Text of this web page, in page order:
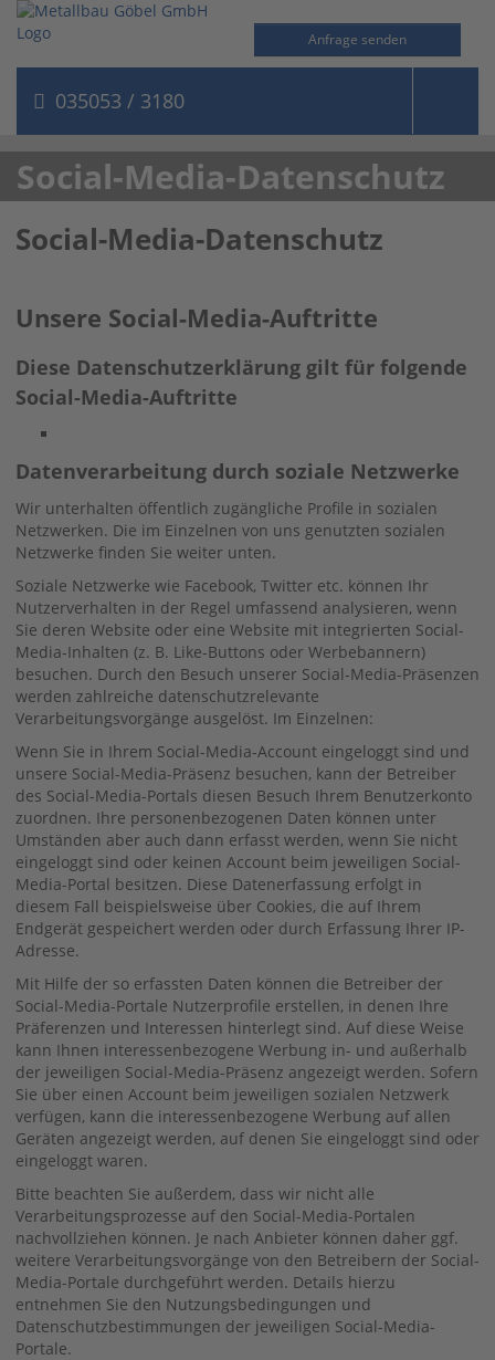
Anfrage senden
035053 / 3180
Social-Media-Datenschutz
Social-Media-Datenschutz
Unsere Social-Media-Auftritte
Diese Datenschutzerklärung gilt für folgende
Social-Media-Auftritte
Datenverarbeitung durch soziale Netzwerke
Wir unterhalten öffentlich zugängliche Profile in sozialen
Netzwerken. Die im Einzelnen von uns genutzten sozialen
Netzwerke finden Sie weiter unten.
Soziale Netzwerke wie Facebook, Twitter etc. können Ihr
Nutzerverhalten in der Regel umfassend analysieren, wenn
Sie deren Website oder eine Website mit integrierten Social-
Media-Inhalten (z. B. Like-Buttons oder Werbebannern)
besuchen. Durch den Besuch unserer Social-Media-Präsenzen
werden zahlreiche datenschutzrelevante
Verarbeitungsvorgänge ausgelöst. Im Einzelnen:
Wenn Sie in Ihrem Social-Media-Account eingeloggt sind und
unsere Social-Media-Präsenz besuchen, kann der Betreiber
des Social-Media-Portals diesen Besuch Ihrem Benutzerkonto
zuordnen. Ihre personenbezogenen Daten können unter
Umständen aber auch dann erfasst werden, wenn Sie nicht
eingeloggt sind oder keinen Account beim jeweiligen Social-
Media-Portal besitzen. Diese Datenerfassung erfolgt in
diesem Fall beispielsweise über Cookies, die auf Ihrem
Endgerät gespeichert werden oder durch Erfassung Ihrer IP-
Adresse.
Mit Hilfe der so erfassten Daten können die Betreiber der
Social-Media-Portale Nutzerprofile erstellen, in denen Ihre
Präferenzen und Interessen hinterlegt sind. Auf diese Weise
kann Ihnen interessenbezogene Werbung in- und außerhalb
der jeweiligen Social-Media-Präsenz angezeigt werden. Sofern
Sie über einen Account beim jeweiligen sozialen Netzwerk
verfügen, kann die interessenbezogene Werbung auf allen
Geräten angezeigt werden, auf denen Sie eingeloggt sind oder
eingeloggt waren.
Bitte beachten Sie außerdem, dass wir nicht alle
Verarbeitungsprozesse auf den Social-Media-Portalen
nachvollziehen können. Je nach Anbieter können daher ggf.
weitere Verarbeitungsvorgänge von den Betreibern der Social-
Media-Portale durchgeführt werden. Details hierzu
entnehmen Sie den Nutzungsbedingungen und
Datenschutzbestimmungen der jeweiligen Social-Media-
Portale.